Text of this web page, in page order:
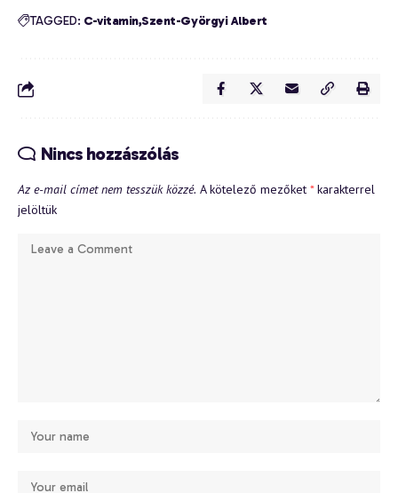
TAGGED: C-vitamin Szent-Györgyi Albert
Nincs hozzászólás
Az e-mail címet nem tesszük közzé. A kötelező mezőket *karakterrel
jelöltük